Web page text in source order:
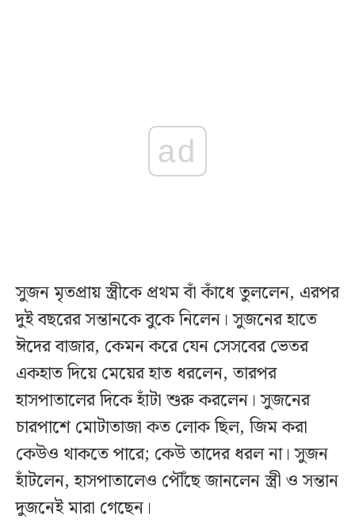
ad
সুজন মৃতপ্রায় স্ত্রীকে প্রথম বাঁ কাঁধে তুললেন, এরপর
দুই বছরের সন্তানকে বুকে নিলেন। সুজনের হাতে
ঈদের বাজার, কেমন করে যেন সেসবের ভেতর
একহাত দিয়ে মেয়ের হাত ধরলেন, তারপর
হাসপাতালের দিকে হাঁটা শুরু করলেন। সুজনের
চারপাশে মোটাতাজা কত লোক ছিল, জিম করা
কেউও থাকতে পারে; কেউ তাদের ধরল না। সুজন
হাঁটলেন, হাসপাতালেও পৌঁছে জানলেন স্ত্রী ও সন্তান
দুজনেই মারা গেছেন।